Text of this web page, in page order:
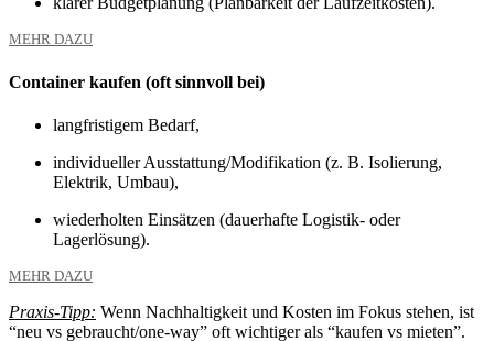
MEHR DAZU
Container kaufen (oft sinnvoll bei)
langfristigem Bedarf,
individueller Ausstattung/Modifikation (z. B. Isolierung,
Elektrik, Umbau),
wiederholten Einsätzen (dauerhafte Logistik- oder
Lagerlösung).
MEHR DAZU
Praxis-Tipp: Wenn Nachhaltigkeit und Kosten im Fokus stehen, ist
“neu vs gebraucht/one-way” oft wichtiger als “kaufen vs mieten”.